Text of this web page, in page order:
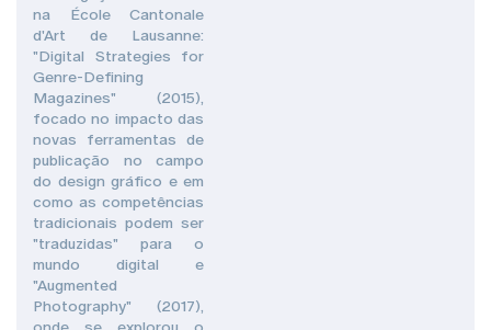
na École Cantonale
d'Art de Lausanne:
"Digital Strategies for
Genre-Defining
Magazines" (2015),
focado no impacto das
novas ferramentas de
publicação no campo
do design gráfico e em
como as competências
tradicionais podem ser
"traduzidas" para o
mundo digital e
"Augmented
Photography" (2017),